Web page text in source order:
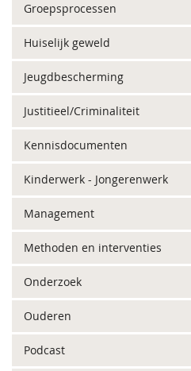
Groepsprocessen
Huiselijk geweld
Jeugdbescherming
Justitieel/Criminaliteit
Kennisdocumenten
Kinderwerk - Jongerenwerk
Management
Methoden en interventies
Onderzoek
Ouderen
Podcast